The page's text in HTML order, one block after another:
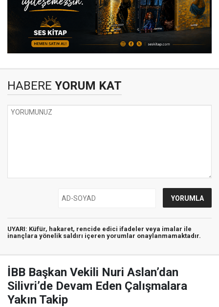
HABERE YORUM KAT
UYARI: Küfür, hakaret, rencide edici ifadeler veya imalar ile
inançlara yönelik saldırı içeren yorumlar onaylanmamaktadır.
İBB Başkan Vekili Nuri Aslan’dan
Silivri’de Devam Eden Çalışmalara
Yakın Takip